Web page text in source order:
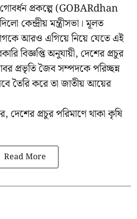
প্রকল্পে (GOBARdhan
কেন্দ্রীয় মন্ত্রীসভা। মূলত
আরও এগিয়ে নিয়ে যেতে এই
বিজ্ঞপ্তি অনুযায়ী, দেশের প্রচুর
প্রভৃতি জৈব সম্পদকে পরিচ্ছন্ন
তৈরি করে তা জাতীয় আয়ের
দেশের প্রচুর পরিমাণে থাকা কৃষি
Read More